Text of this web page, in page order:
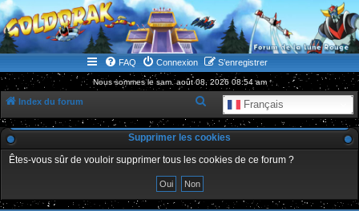
WWW.GOLDORAKGO.COM
le site de la Lune Rouge
FAQ Connexion S’enregistrer
Nous sommes le sam. août 08, 2026 08:54 am
Index du forum Français
e
c
h
Supprimer les cookies
Êtes-vous sûr de vouloir supprimer tous les cookies de ce forum ?